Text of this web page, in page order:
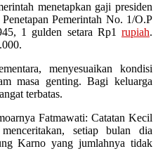
menetapkan gaji presiden
Pemerintah No. 1/O.P
1 gulden setara Rp1 rupiah.
menyesuaikan kondisi
masa genting. Bagi keluarga
terbatas.
Fatmawati: Catatan Kecil
setiap bulan dia
Karno yang jumlahnya tidak